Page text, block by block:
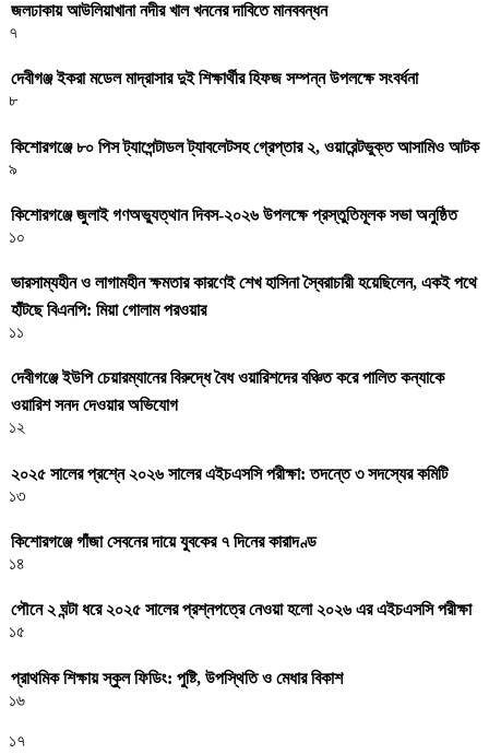
জলঢাকায় আউলিয়াখানা নদীর খাল খননের দাবিতে মানববন্ধন
৭
দেবীগঞ্জ ইকরা মডেল মাদ্রাসার দুই শিক্ষার্থীর হিফজ সম্পন্ন উপলক্ষে সংবর্ধনা
৮
কিশোরগঞ্জে ৮০ পিস ট্যাপেন্টাডল ট্যাবলেটসহ গ্রেপ্তার ২, ওয়ারেন্টভুক্ত আসামিও আটক
৯
কিশোরগঞ্জে জুলাই গণঅভ্যুত্থান দিবস-২০২৬ উপলক্ষে প্রস্তুতিমূলক সভা অনুষ্ঠিত
১০
ভারসাম্যহীন ও লাগামহীন ক্ষমতার কারণেই শেখ হাসিনা স্বৈরাচারী হয়েছিলেন, একই পথে
হাঁটছে বিএনপি: মিয়া গোলাম পরওয়ার
১১
দেবীগঞ্জে ইউপি চেয়ারম্যানের বিরুদ্ধে বৈধ ওয়ারিশদের বঞ্চিত করে পালিত কন্যাকে
ওয়ারিশ সনদ দেওয়ার অভিযোগ
১২
২০২৫ সালের প্রশ্নে ২০২৬ সালের এইচএসসি পরীক্ষা: তদন্তে ৩ সদস্যের কমিটি
১৩
কিশোরগঞ্জে গাঁজা সেবনের দায়ে যুবকের ৭ দিনের কারাদণ্ড
১৪
পৌনে ২ ঘন্টা ধরে ২০২৫ সালের প্রশ্নপত্রে নেওয়া হলো ২০২৬ এর এইচএসসি পরীক্ষা
১৫
প্রাথমিক শিক্ষায় স্কুল ফিডিং: পুষ্টি, উপস্থিতি ও মেধার বিকাশ
১৬
১৭